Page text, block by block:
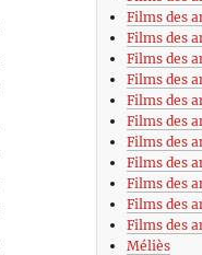
Films des
Films des
Films des
Films des
Films des
Films des
Films des
Films des
Films des
Films des
Films des
Méliès